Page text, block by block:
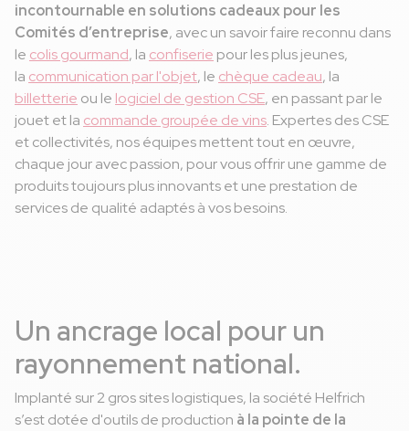
incontournable en solutions cadeaux pour les
Comités d’entreprise, avec un savoir faire reconnu dans
le colis gourmand, la confiserie pour les plus jeunes,
la communication par l'objet, le chèque cadeau, la
billetterie ou le logiciel de gestion CSE, en passant par le
jouet et la commande groupée de vins. Expertes des CSE
et collectivités, nos équipes mettent tout en œuvre,
chaque jour avec passion, pour vous offrir une gamme de
produits toujours plus innovants et une prestation de
services de qualité adaptés à vos besoins.
Un ancrage local pour un
rayonnement national.
Implanté sur 2 gros sites logistiques, la société Helfrich
s’est dotée d'outils de production à la pointe de la